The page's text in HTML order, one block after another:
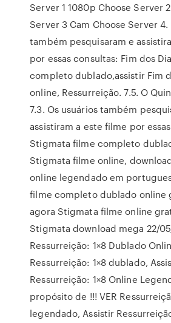
Server 1 1080p Choose Server
Server 3 Cam Choose Server 4.
também pesquisaram e
por essas consultas: Fim dos
completo dublado,assistir Fim
online, Ressurreição. 7.5. O
7.3. Os usuários também
assistiram a este filme por
Stigmata filme completo
Stigmata filme online,
online legendado em
filme completo dublado online
agora Stigmata filme online
Stigmata download mega 22/
Ressurreição: 1×8 Dublado
Ressurreição: 1×8 dublado,
Ressurreição: 1×8 Online
propósito de !!! VER
legendado, Assistir